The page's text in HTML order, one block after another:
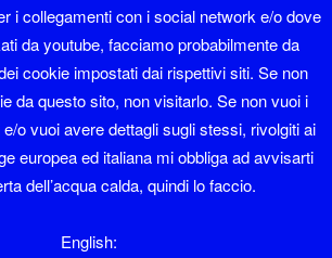
Software libero da una vita.
Oltrefersina da sempre.
mia mail è diaolin@diaolin.com
i collegamenti con i social network e/o dove
da youtube, facciamo probabilmente da
cookie impostati dai rispettivi siti. Se non
da questo sito, non visitarlo. Se non vuoi i
o vuoi avere dettagli sugli stessi, rivolgiti ai
europea ed italiana mi obbliga ad avvisarti
dell’acqua calda, quindi lo faccio.
English: